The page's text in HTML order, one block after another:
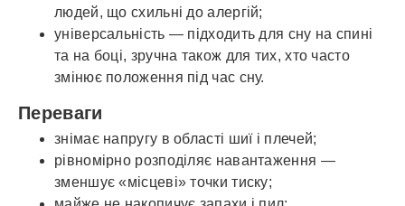
людей, що схильні до алергій;
універсальність — підходить для сну на спині
та на боці, зручна також для тих, хто часто
змінює положення під час сну.
Переваги
знімає напругу в області шиї і плечей;
рівномірно розподіляє навантаження —
зменшує «місцеві» точки тиску;